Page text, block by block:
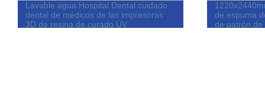
Lavable agua Hospital Dental cuidado
dental de médicos de las impresoras
3D de resina de curado UV
de espuma
de patrón